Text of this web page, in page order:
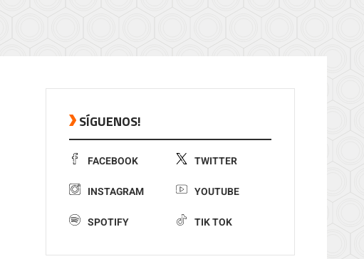
SÍGUENOS!
FACEBOOK TWITTER
INSTAGRAM YOUTUBE
SPOTIFY TIK TOK